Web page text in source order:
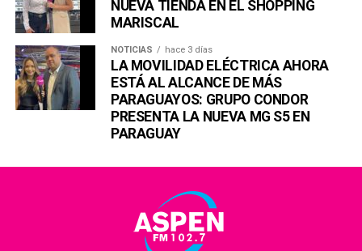
NUEVA TIENDA EN EL SHOPPING
MARISCAL
NOTICIAS hace 3 días
LA MOVILIDAD ELÉCTRICA AHORA
ESTÁ AL ALCANCE DE MÁS
PARAGUAYOS: GRUPO CONDOR
PRESENTA LA NUEVA MG S5 EN
PARAGUAY